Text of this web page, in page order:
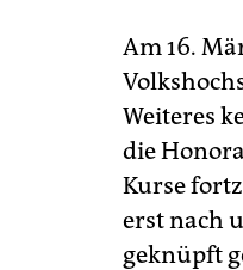
Am 16.
Weiteres
die
Kurse
erst nach
geknüpft